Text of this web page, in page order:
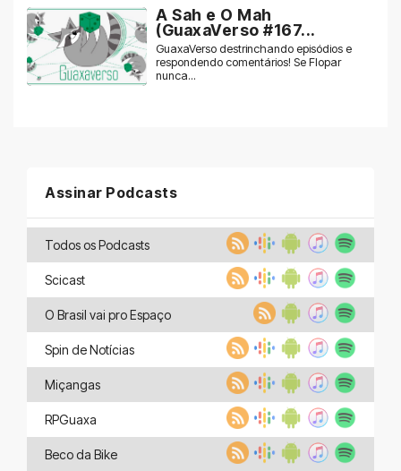
A Sah e O Mah
(GuaxaVerso #167...
GuaxaVerso destrinchando episódios e
respondendo comentários! Se Flopar
nunca...
Assinar Podcasts
Todos os Podcasts
Scicast
O Brasil vai pro Espaço
Spin de Notícias
Miçangas
RPGuaxa
Beco da Bike